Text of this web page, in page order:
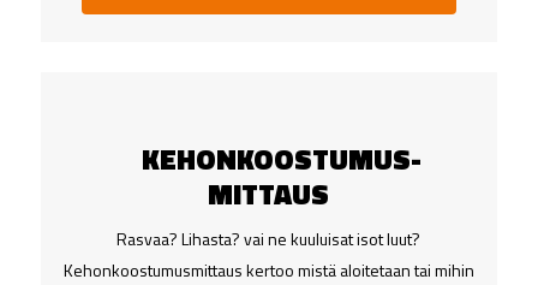
KEHONKOOSTUMUS­
MITTAUS
Rasvaa? Lihasta? vai ne kuuluisat isot luut?
Kehonkoostumusmittaus kertoo mistä aloitetaan tai mihin